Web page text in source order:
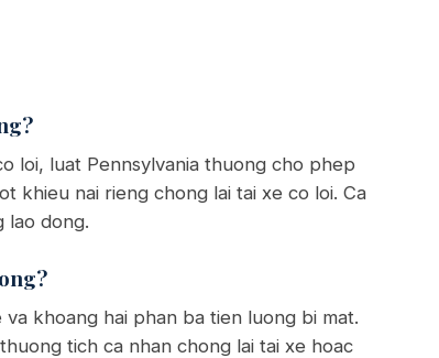
loi, luat Pennsylvania thuong cho phep
khieu nai rieng chong lai tai xe co loi. Ca
lao dong.
khoang hai phan ba tien luong bi mat.
tich ca nhan chong lai tai xe hoac